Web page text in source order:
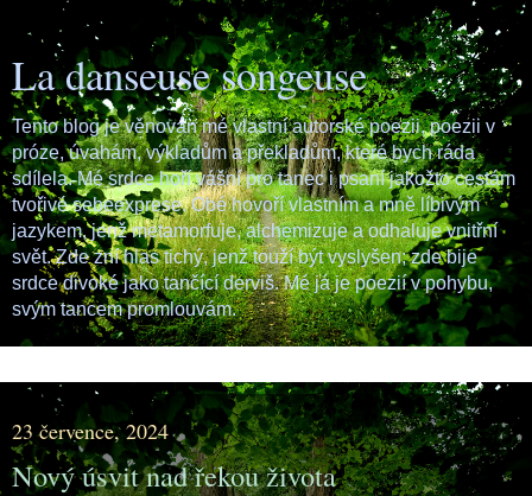
La danseuse songeuse
Tento blog je věnován mé vlastní autorské poezii, poezii v
próze, úvahám, výkladům a překladům, které bych ráda
sdílela. Mé srdce hoří vášní pro tanec i psaní jakožto cestám
tvořivé sebeexprese. Obé hovoří vlastním a mně líbivým
jazykem, jenž metamorfuje, alchemizuje a odhaluje vnitřní
svět. Zde zní hlas tichý, jenž touží být vyslyšen; zde bije
srdce divoké jako tančící derviš. Mé já je poezií v pohybu,
svým tancem promlouvám.
23 července, 2024
Nový úsvit nad řekou života